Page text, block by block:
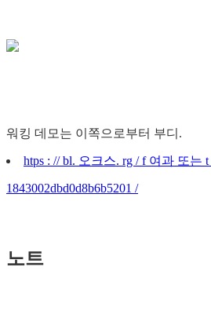
워킹 데모는 이쪽으로부터 부디.
htps : // bl. 오크스. rg / f 여과 또는
1843002dbd0d8b6b5201 /
노트